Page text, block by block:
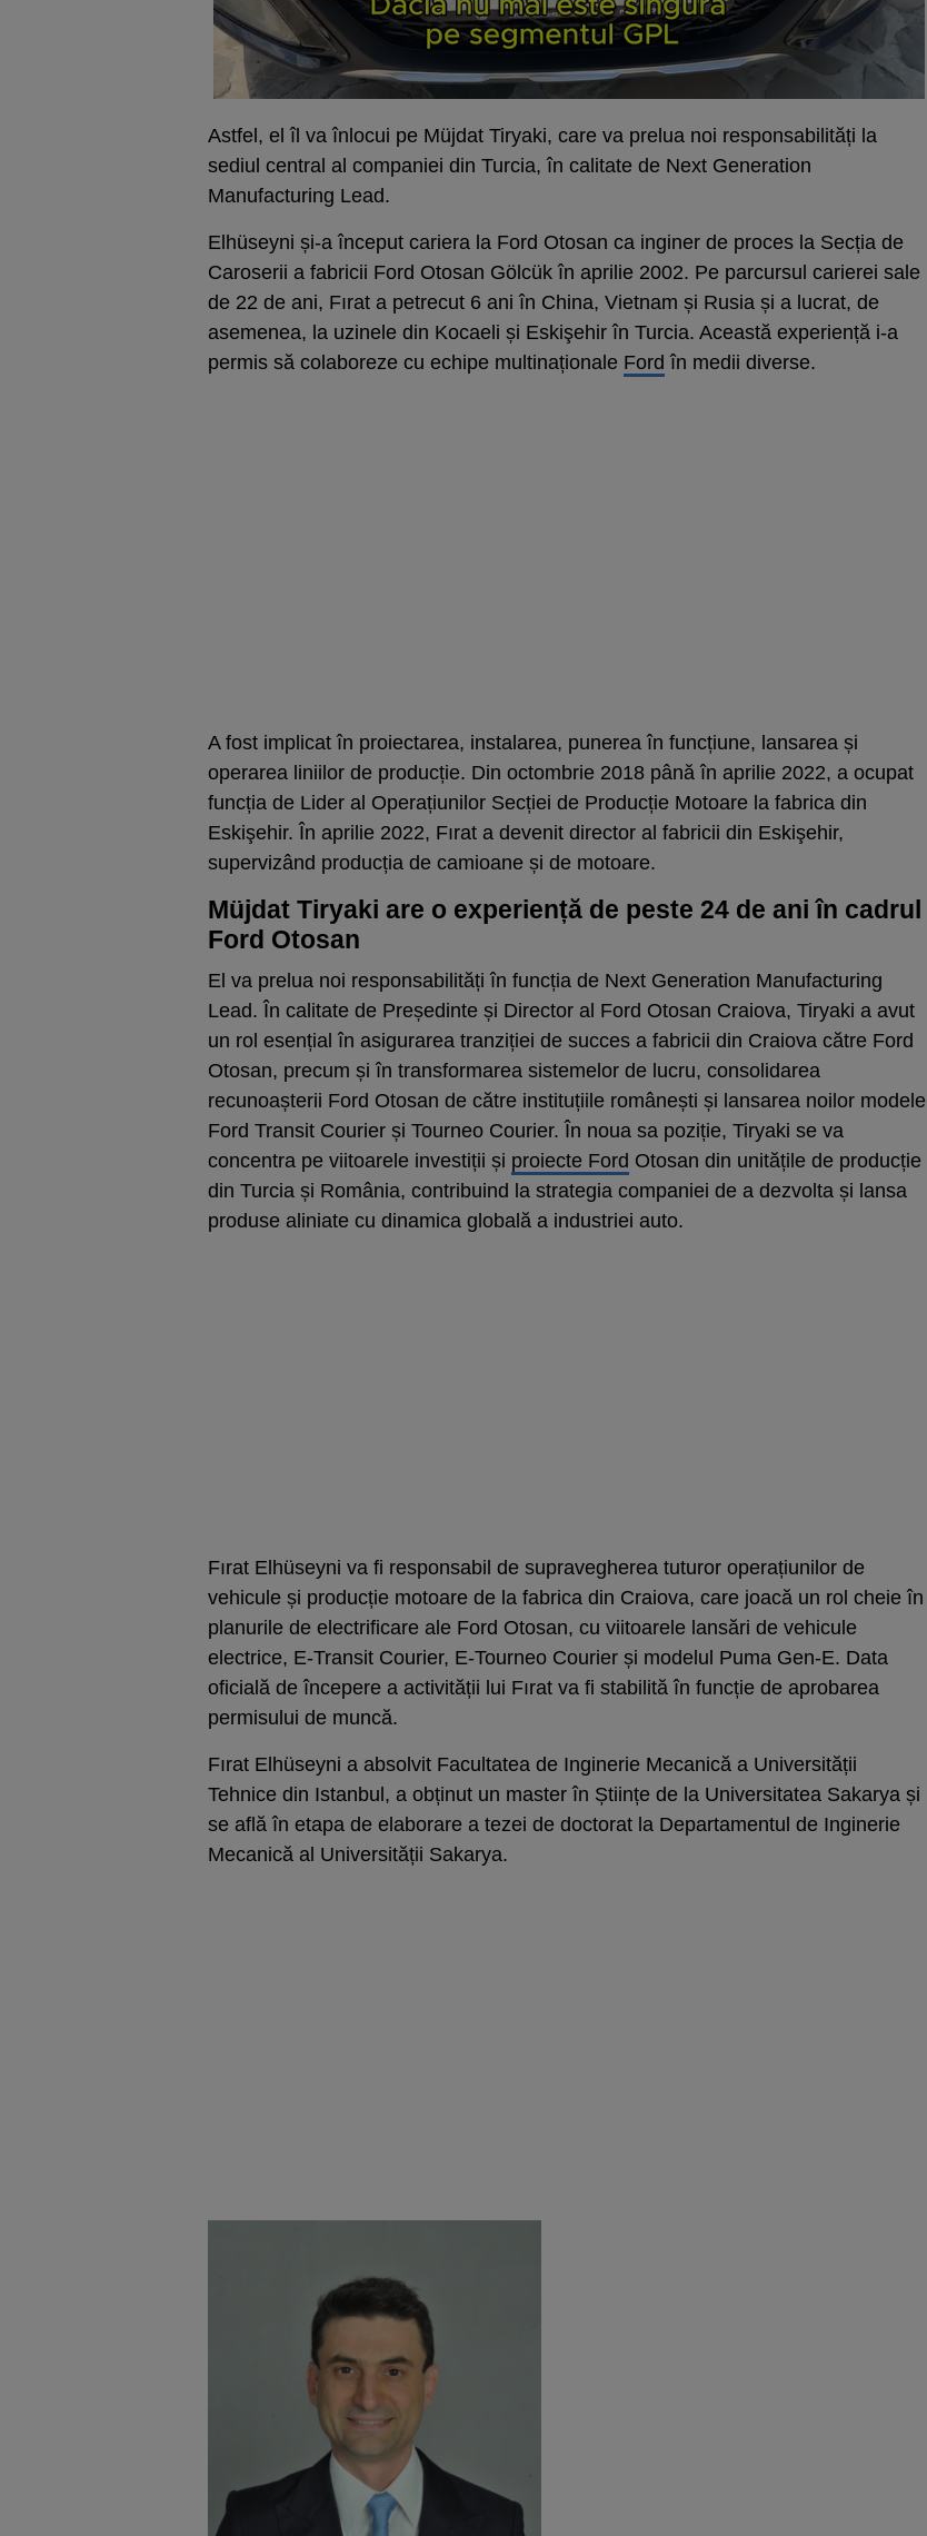
Astfel, el îl va înlocui pe Müjdat Tiryaki, care va prelua noi responsabilități la
sediul central al companiei din Turcia, în calitate de Next Generation
Manufacturing Lead.
Elhüseyni și-a început cariera la Ford Otosan ca inginer de proces la Secția de
Caroserii a fabricii Ford Otosan Gölcük în aprilie 2002. Pe parcursul carierei sale
de 22 de ani, Fırat a petrecut 6 ani în China, Vietnam și Rusia și a lucrat, de
asemenea, la uzinele din Kocaeli și Eskişehir în Turcia. Această experiență i-a
permis să colaboreze cu echipe multinaționale Ford în medii diverse.
A fost implicat în proiectarea, instalarea, punerea în funcțiune, lansarea și
operarea liniilor de producție. Din octombrie 2018 până în aprilie 2022, a ocupat
funcția de Lider al Operațiunilor Secției de Producție Motoare la fabrica din
Eskişehir. În aprilie 2022, Fırat a devenit director al fabricii din Eskişehir,
supervizând producția de camioane și de motoare.
Müjdat Tiryaki are o experiență de peste 24 de ani în cadrul
Ford Otosan
El va prelua noi responsabilități în funcția de Next Generation Manufacturing
Lead. În calitate de Președinte și Director al Ford Otosan Craiova, Tiryaki a avut
un rol esențial în asigurarea tranziției de succes a fabricii din Craiova către Ford
Otosan, precum și în transformarea sistemelor de lucru, consolidarea
recunoașterii Ford Otosan de către instituțiile românești și lansarea noilor modele
Ford Transit Courier și Tourneo Courier. În noua sa poziție, Tiryaki se va
concentra pe viitoarele investiții și proiecte Ford Otosan din unitățile de producție
din Turcia și România, contribuind la strategia companiei de a dezvolta și lansa
produse aliniate cu dinamica globală a industriei auto.
Fırat Elhüseyni va fi responsabil de supravegherea tuturor operațiunilor de
vehicule și producție motoare de la fabrica din Craiova, care joacă un rol cheie în
planurile de electrificare ale Ford Otosan, cu viitoarele lansări de vehicule
electrice, E-Transit Courier, E-Tourneo Courier și modelul Puma Gen-E. Data
oficială de începere a activității lui Fırat va fi stabilită în funcție de aprobarea
permisului de muncă.
Fırat Elhüseyni a absolvit Facultatea de Inginerie Mecanică a Universității
Tehnice din Istanbul, a obținut un master în Științe de la Universitatea Sakarya și
se află în etapa de elaborare a tezei de doctorat la Departamentul de Inginerie
Mecanică al Universității Sakarya.